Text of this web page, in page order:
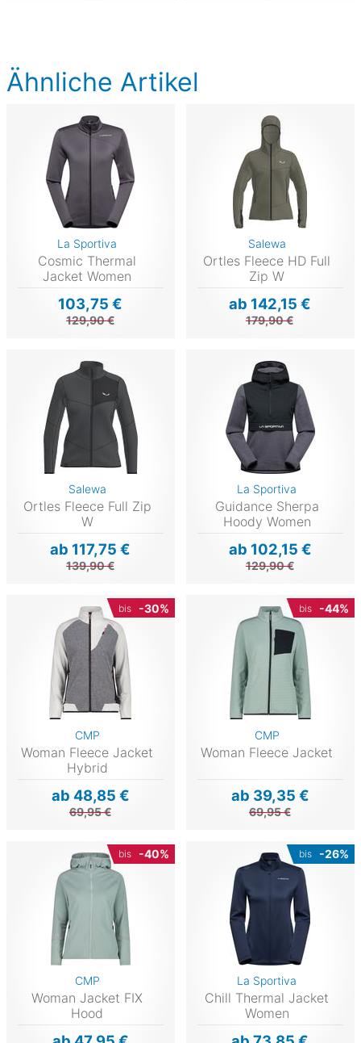
Ähnliche Artikel
La Sportiva
Cosmic Thermal
Jacket Women
103,75 €
129,90 €
Salewa
Ortles Fleece HD Full
Zip W
ab 142,15 €
179,90 €
Salewa
Ortles Fleece Full Zip
W
ab 117,75 €
139,90 €
La Sportiva
Guidance Sherpa
Hoody Women
ab 102,15 €
129,90 €
bis -30%
CMP
Woman Fleece Jacket
Hybrid
ab 48,85 €
69,95 €
bis -44%
CMP
Woman Fleece Jacket
ab 39,35 €
69,95 €
bis -40%
CMP
Woman Jacket FIX
Hood
bis -26%
La Sportiva
Chill Thermal Jacket
Women